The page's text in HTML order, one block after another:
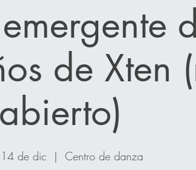
de Xten
abierto)
de dic
  |
Centro de danza